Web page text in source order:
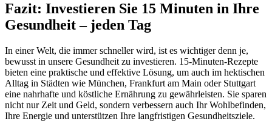
Fazit: Investieren Sie 15 Minuten in Ihre
Gesundheit – jeden Tag
In einer Welt, die immer schneller wird, ist es wichtiger denn je,
bewusst in unsere Gesundheit zu investieren. 15-Minuten-Rezepte
bieten eine praktische und effektive Lösung, um auch im hektischen
Alltag in Städten wie München, Frankfurt am Main oder Stuttgart
eine nahrhafte und köstliche Ernährung zu gewährleisten. Sie sparen
nicht nur Zeit und Geld, sondern verbessern auch Ihr Wohlbefinden,
Ihre Energie und unterstützen Ihre langfristigen Gesundheitsziele.